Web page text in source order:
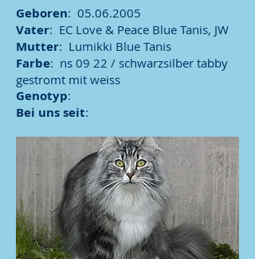
Geboren: 05.06.2005
Vater: EC Love & Peace Blue Tanis, JW
Mutter: Lumikki Blue Tanis
Farbe: ns 09 22 / schwarzsilber tabby
gestromt mit weiss
Genotyp:
Bei uns seit: